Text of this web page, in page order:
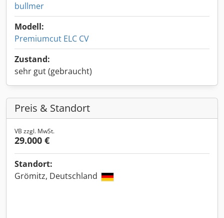
bullmer
Modell:
Premiumcut ELC CV
Zustand:
sehr gut (gebraucht)
Preis & Standort
VB zzgl. MwSt.
29.000 €
Standort:
Grömitz, Deutschland